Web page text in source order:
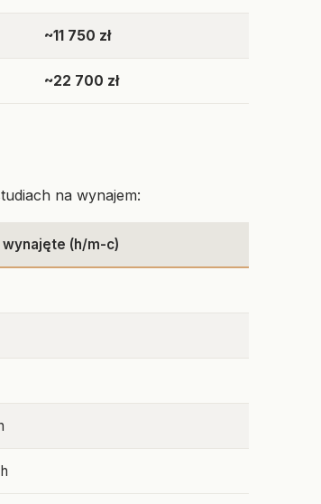
~11 750 zł
~22 700 zł
na wynajem:
wynajęte (h/m-c)